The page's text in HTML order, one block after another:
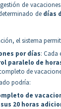
de
de días
el sistema
por días: Cada
paralelo de
de
podría:
de
20 horas